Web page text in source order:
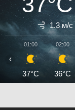
1.3 м/с
01:00
37°C
02:00
36°C
‹